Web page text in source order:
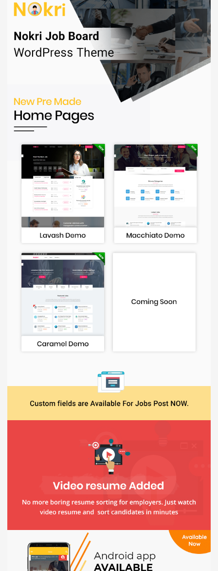
Báo giá & Đặt hàng:
0903.976.769